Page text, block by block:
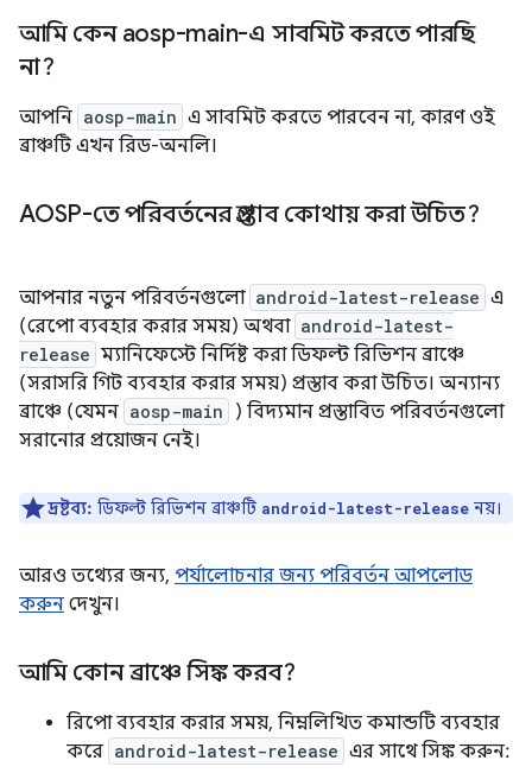
আমি কেন aosp-main-এ সাবমিট করতে পারছি
না?
আপনি aosp-main এ সাবমিট করতে পারবেন না, কারণ ওই
ব্রাঞ্চটি এখন রিড-অনলি।
AOSP-তে পরিবর্তনের প্রস্তাব কোথায় করা উচিত?
আপনার নতুন পরিবর্তনগুলো android-latest-release এ
(রেপো ব্যবহার করার সময়) অথবা android-latest-
release ম্যানিফেস্টে নির্দিষ্ট করা ডিফল্ট রিভিশন ব্রাঞ্চে
(সরাসরি গিট ব্যবহার করার সময়) প্রস্তাব করা উচিত। অন্যান্য
ব্রাঞ্চে (যেমন aosp-main
) বিদ্যমান প্রস্তাবিত পরিবর্তনগুলো
সরানোর প্রয়োজন নেই।
দ্রষ্টব্য: ডিফল্ট রিভিশন ব্রাঞ্চটি android-latest-release নয়।
আরও তথ্যের জন্য, পর্যালোচনার জন্য পরিবর্তন আপলোড
করুন দেখুন।
আমি কোন ব্রাঞ্চে সিঙ্ক করব?
রিপো ব্যবহার করার সময়, নিম্নলিখিত কমান্ডটি ব্যবহার
করে android-latest-release এর সাথে সিঙ্ক করুন: